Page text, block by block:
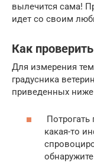
вылечится сама!
идет со своим
Как
Для измерения
градусника
приведенных
какая-то